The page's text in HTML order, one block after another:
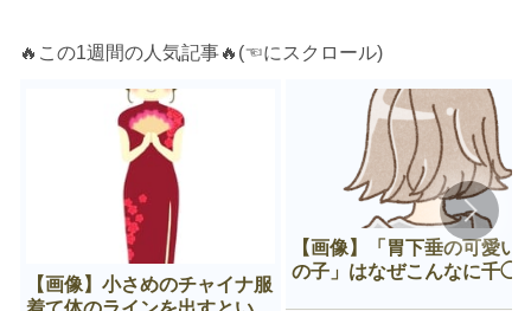
🔥この1週間の人気記事🔥(☜にスクロール)
【画像】小さめのチャイナ服
【画像】「胃下垂の可愛い
の子」はなぜこんなに千◯